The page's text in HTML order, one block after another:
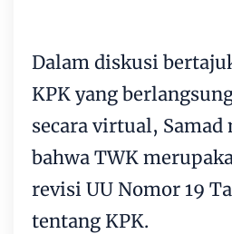
Dalam diskusi
KPK yang
secara virtual, Samad
bahwa TWK
revisi UU Nomor 19
tentang KPK.